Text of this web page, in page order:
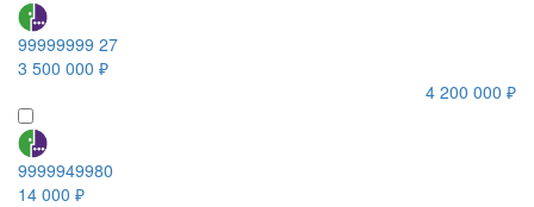
99999999 27
3 500 000 ₽
4 200 000 ₽
9999949980
14 000 ₽